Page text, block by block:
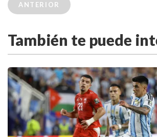
ANTERIOR
También te puede